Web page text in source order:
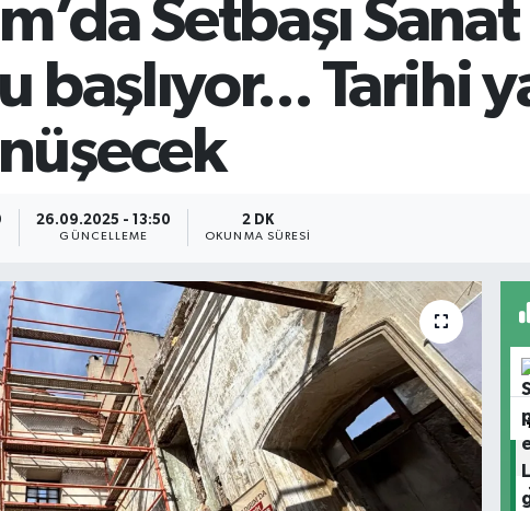
Setbaşı
başlıyor... Tarihi
26.09.2025 - 13:50
GÜNCELLEME
2 DK
OKUNMA SÜRESI